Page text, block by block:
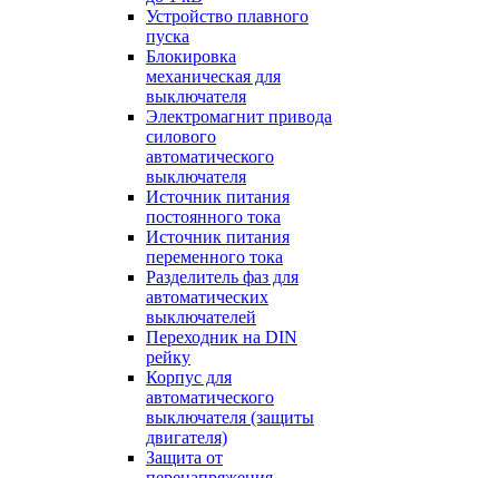
Устройство плавного
пуска
Блокировка
механическая для
выключателя
Электромагнит привода
силового
автоматического
выключателя
Источник питания
постоянного тока
Источник питания
переменного тока
Разделитель фаз для
автоматических
выключателей
Переходник на DIN
рейку
Корпус для
автоматического
выключателя (защиты
двигателя)
Защита от